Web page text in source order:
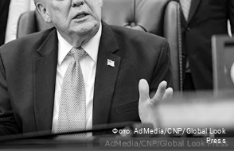
Фото: AdMedia/CNP/Global Look
Press